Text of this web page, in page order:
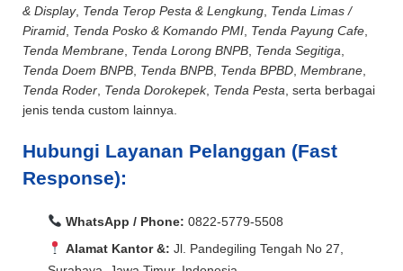
& Display, Tenda Terop Pesta & Lengkung Tenda Limas /
Piramid Tenda Posko & Komando PMI Tenda Payung Cafe
Tenda Membrane Tenda Lorong BNPB Tenda Segitiga
Tenda Doem BNPB Tenda BNPB Tenda BPBD Membrane
Tenda Roder Tenda Dorokepek, Tenda Pesta , serta berbagai
jenis tenda custom lainnya.
Hubungi Layanan Pelanggan (Fast
Response):
WhatsApp / Phone: 0822-5779-5508
Alamat Kantor &: Jl. Pandegiling Tengah No 27,